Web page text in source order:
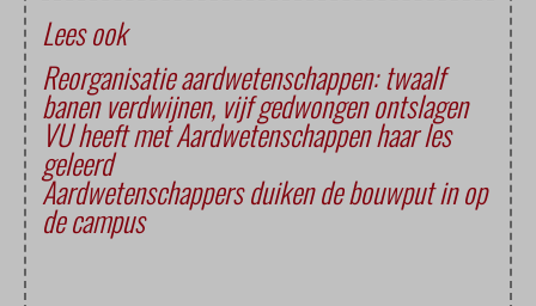
Lees ook
Reorganisatie aardwetenschappen: twaalf
banen verdwijnen, vijf gedwongen ontslagen
VU heeft met Aard­weten­schap­pen haar les
geleerd
Aardwetenschappers duiken de bouwput in op
de campus